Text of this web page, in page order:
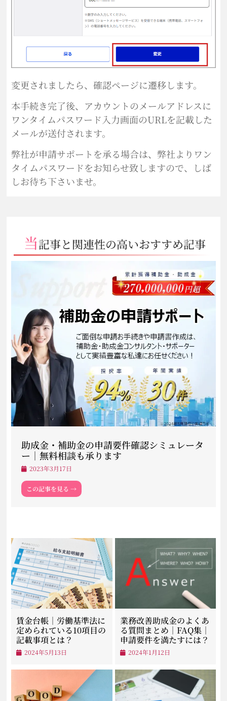
変更されましたら、確認ページに遷移します。
本手続き完了後、アカウントのメールアドレスに
ワンタイムパスワード入力画面のURLを記載した
メールが送付されます。
弊社が申請サポートを承る場合は、弊社よりワン
タイムパスワードをお知らせ致しますので、しば
しお待ち下さいませ。
当記事と関連性の高いおすすめ記事
助成金・補助金の申請要件確認シミュレータ
ー｜無料相談も承ります
2023年3月17日
この記事を見る →
賃金台帳｜労働基準法に
定められている10項目の
記載事項とは？
2024年5月13日
業務改善助成金のよくあ
る質問まとめ｜FAQ集｜
申請要件を満たすには？
2024年1月12日